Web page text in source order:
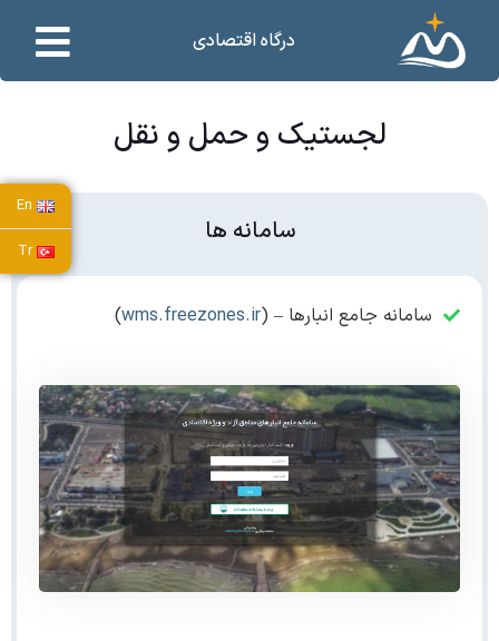
درگاه اقتصادی
En
Tr
لجستیک و حمل و نقل
سامانه ها
سامانه جامع انبارها – (wms.freezones.ir
)